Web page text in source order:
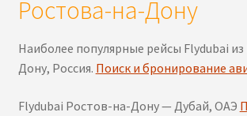
Ростова-на-Дону
Наиболее популярные рейсы Flydubai
Дону, Россия. Поиск и бронирование
Flydubai Ростов-на-Дону — Дубай, ОАЭ